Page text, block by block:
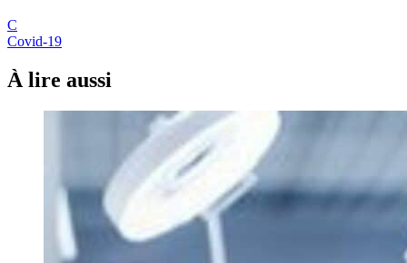
C
Covid-19
À lire aussi